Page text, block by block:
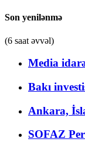
Son yenilənmə
(6 saat əvvəl)
Media
Bakı
Ankara,
SOFAZ